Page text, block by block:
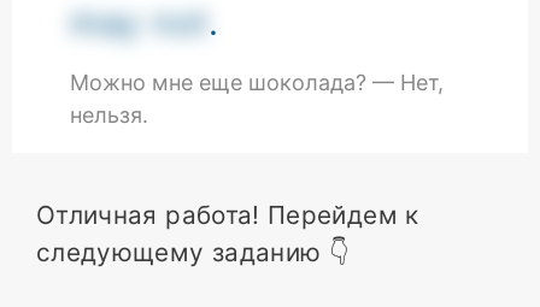
may not .
Можно мне еще шоколада? — Нет,
нельзя.
Отличная работа! Перейдем к
следующему заданию 👇